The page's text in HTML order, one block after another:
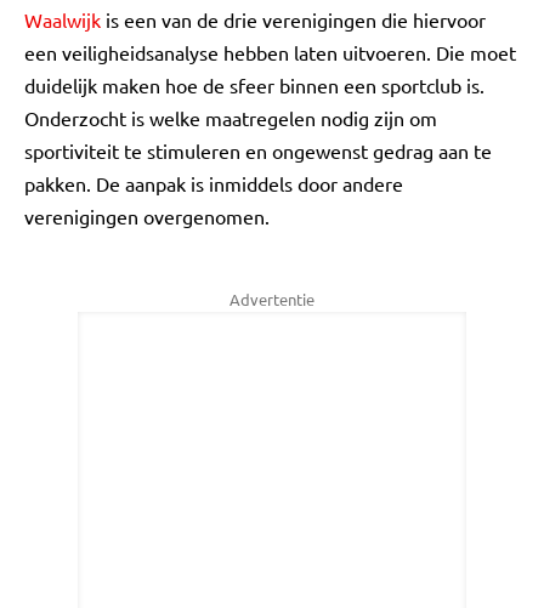
Waalwijk is een van de drie verenigingen die hiervoor
een veiligheidsanalyse hebben laten uitvoeren. Die moet
duidelijk maken hoe de sfeer binnen een sportclub is.
Onderzocht is welke maatregelen nodig zijn om
sportiviteit te stimuleren en ongewenst gedrag aan te
pakken. De aanpak is inmiddels door andere
verenigingen overgenomen.
Advertentie